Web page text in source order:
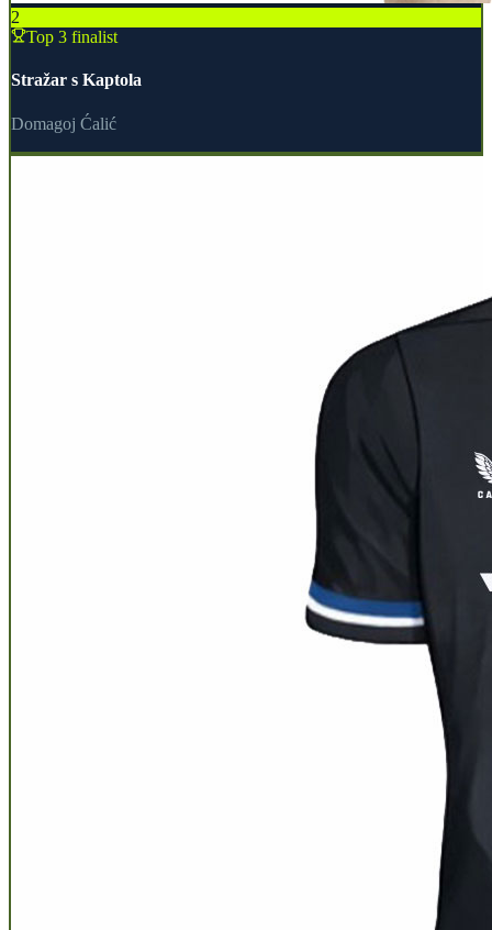
2
Top 3 finalist
Stražar s Kaptola
Domagoj Ćalić